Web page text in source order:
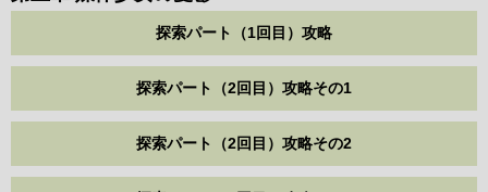
探索パート（1回目）攻略
探索パート（2回目）攻略その1
探索パート（2回目）攻略その2